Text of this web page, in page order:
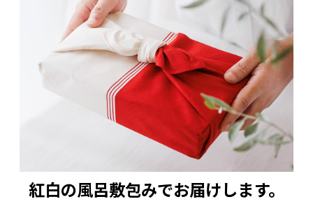
紅白の風呂敷包みでお届けします。